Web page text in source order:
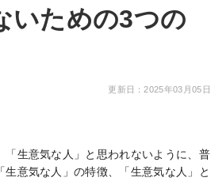
いための3つの
更新日：2025年03月05日
生意気な人」と思われないように、普
意気な人」の特徴、「生意気な人」と